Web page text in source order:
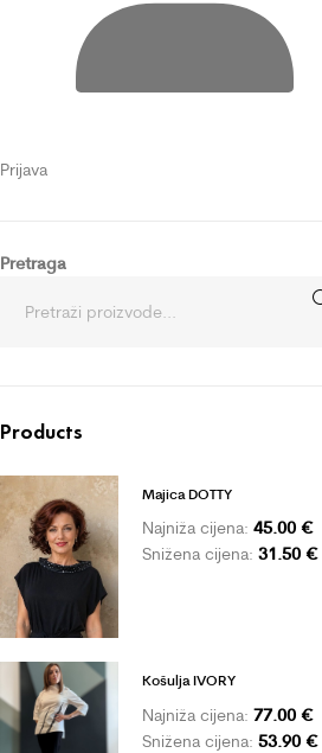
Prijava
Pretraga
Products
Majica DOTTY
Najniža cijena: 45.00 €
Snižena cijena: 31.50 €
Košulja IVORY
Najniža cijena: 77.00 €
Snižena cijena: 53.90 €